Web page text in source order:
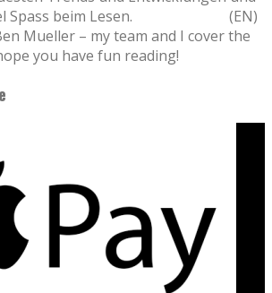
viel Spass beim Lesen. (EN)
Mueller – my team and I cover the
hope you have fun reading!